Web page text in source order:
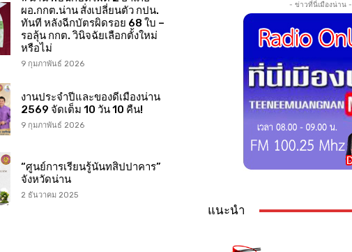
ผอ.กกต.น่าน สั่งเปลี่ยนตัว กปน.
ทันที หลังฉีกบัตรผิดรอย 68 ใบ –
รอลุ้น กกต. วินิจฉัยเลือกตั้งใหม่
หรือไม่
9 กุมภาพันธ์ 2026
งานประจำปีและของดีเมืองน่าน
2569 จัดเต็ม 10 วัน 10 คืน!
9 กุมภาพันธ์ 2026
“ศูนย์การเรียนรู้นันทสิปปาคาร”
จังหวัดน่าน
2 ธันวาคม 2025
- ข่าวที่นี่เมืองน่าน -
แนะนำ